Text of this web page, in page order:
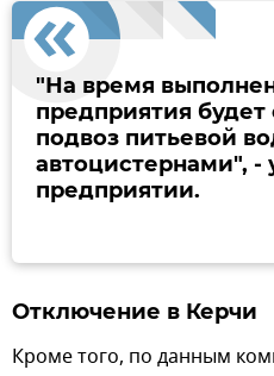
"На время
предприятия будет
подвоз питьевой
автоцистернами", -
предприятии.
Отключение в Керчи
Кроме того, по данным